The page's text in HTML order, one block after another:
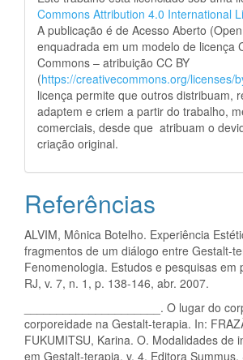
Commons Attribution 4.0 International
A publicação é de Acesso Aberto
enquadrada em um modelo de licença
Commons – atribuição CC BY
(https://creativecommons.org/licenses/
licença permite que outros distribuam,
adaptem e criem a partir do trabalho,
comerciais, desde que atribuam o
criação original.
Referências
ALVIM, Mônica Botelho. Experiência
fragmentos de um diálogo entre Gestalt-
Fenomenologia. Estudos e pesquisas em
RJ, v. 7, n. 1, p. 138-146, abr. 2007.
_____________________. O lugar do
corporeidade na Gestalt-terapia. In:
FUKUMITSU, Karina. O. Modalidades de
em Gestalt-terapia. v. 4, Editora